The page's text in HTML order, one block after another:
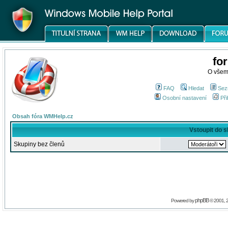
O
FAQ Hledat
Osobní nastavení
Obsah fóra WMHelp.cz
Vstoupit do
Skupiny bez členů
Powered byphpBB© 2001,